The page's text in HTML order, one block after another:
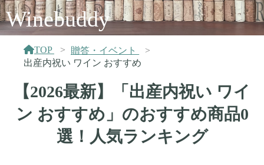
Winebuddy
TOP
贈答・イベント
出産内祝い ワイン おすすめ
【2026最新】「出産内祝い ワイ
ン おすすめ」のおすすめ商品0
選！人気ランキング